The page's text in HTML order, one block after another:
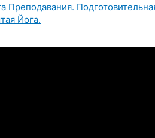
Преподавания.
Йога.